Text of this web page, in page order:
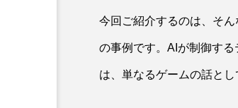
今回ご紹介するのは、そ
の事例です。AIが制御す
は、単なるゲームの話と